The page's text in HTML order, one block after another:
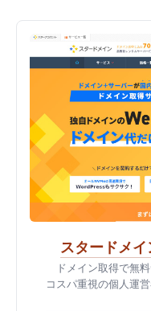
スタードメイ
ドメイン取得で無
コスパ重視の個人運